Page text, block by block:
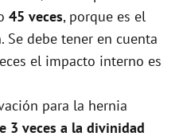
45 veces, porque es el
debe tener en cuenta
el impacto interno es
para la hernia
3 veces a la divinidad